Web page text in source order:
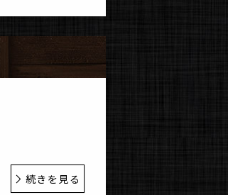
続きを見る